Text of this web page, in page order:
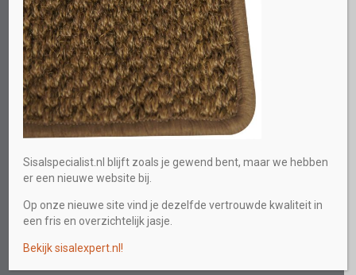
Direct persoonlijk advies
0613219559
E-mail
info@sisalspecialist.nl
Sitemap
Collectie →
Sisal fijn →
Sisalspecialist.nl blijft zoals je gewend bent, maar we hebben
er een nieuwe website bij.
Op onze nieuwe site vind je dezelfde vertrouwde kwaliteit in
een fris en overzichtelijk jasje.
Bekijk sisalexpert.nl!